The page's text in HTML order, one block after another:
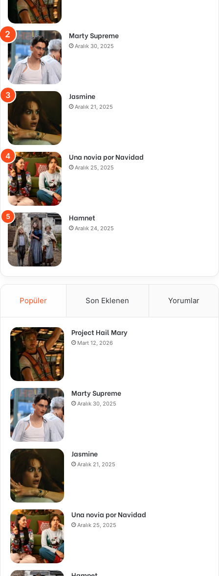
Marty Supreme
Aralık 30, 2025
Jasmine
Aralık 21, 2025
Una novia por Navidad
Aralık 25, 2025
Hamnet
Aralık 24, 2025
Popüler Son Eklenen Yorumlar
Project Hail Mary
Mart 12, 2026
Marty Supreme
Aralık 30, 2025
Jasmine
Aralık 21, 2025
Una novia por Navidad
Aralık 25, 2025